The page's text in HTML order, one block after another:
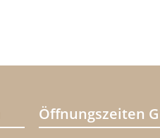
Öffnungszeiten